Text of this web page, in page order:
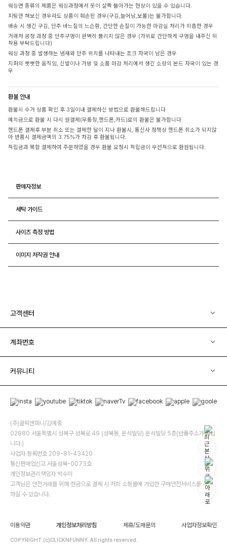
워싱면 종류의 제품은 워싱과정에서 옷이 살짝 돌아가는 현상이 있을 수 있습니다.
피팅만 해보신 경우라도 상품이 훼손된 경우(구김,늘어남,보풀)는 불가합니다.
배송 시 생긴 구김, 단추 바느질의 느슨함, 간단한 손질이 가능한 마감실 처리가 미흡한 경우
거래처 공정 과정 중 단추구멍이 완벽히 뚫리지 않은 경우 (가위로 간단하게 구멍을 내주신 뒤
착용 부탁드립니다)
워싱 과정 중 발생하는 냄새와 단추 위치를 나타내는 초크 자국이 남은 경우
지퍼의 뻣뻣한 움직임, 신발이나 가방 및 소품 마감 처리에서 생긴 소량의 본드 자국이 있는 경
우
환불 안내
환불시 수거 상품 확인 후 3일이내 결제하신 방법으로 환불해드립니다
예치금으로 환불 시 다시 원결제(무통장,핸드폰,카드)로의 환불은 불가합니다.
핸드폰 결제후 부분 취소 또는 결제한 달이 지나 환불시, 통신사 정책상 핸드폰 취소가 되지않
아 반품시 결제금액의 3.75%가 차감 후 환불됩니다.
적립금과 복합 결제하여 주문하였을 경우 환불 요청시 적립금이 우선적으로 환원됩니다.
판매자정보
세탁 가이드
사이즈 측정 방법
이미지 저작권 안내
고객센터
계좌번호
커뮤니티
(주)클릭앤퍼니/김예중
02880 서울특별시 성북구 성북로 49 (성북동, 운석빌딩) 운석빌딩 5층(반품주소가 아닙
니다.)
사업자 등록번호 209-81-43420
통신판매업신고 서울성북-0073호
개인정보관리책임자 박수미
고객님은 안전거래를 위해 현금으로 결제 시 저희 소핑몰에 가입한 구매안전서비스를 이용
하실 수 있습니다.
이용약관 개인정보처리방침 제휴/도매문의 사업자정보확인
COPYRIGHT (c)CLICKNFUNNY. All rights reserved.